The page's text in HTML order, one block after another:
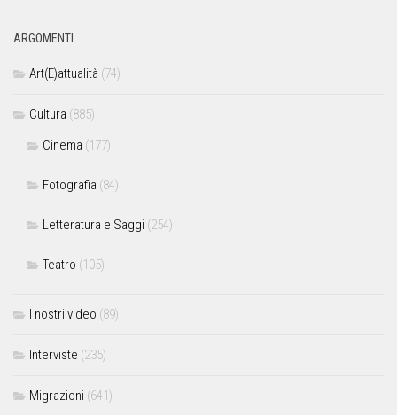
ARGOMENTI
Art(E)attualità (74)
Cultura (885)
Cinema (177)
Fotografia (84)
Letteratura e Saggi (254)
Teatro (105)
I nostri video (89)
Interviste (235)
Migrazioni (641)